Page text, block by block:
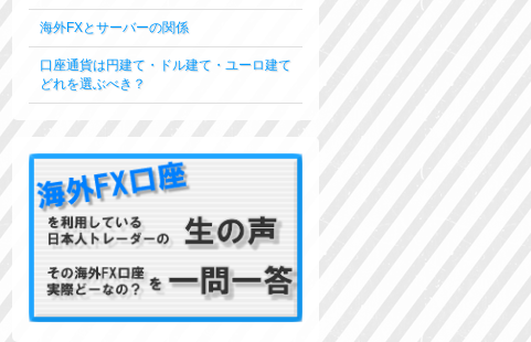
海外FXとサーバーの関係
口座通貨は円建て・ドル建て・ユーロ建て
どれを選ぶべき？